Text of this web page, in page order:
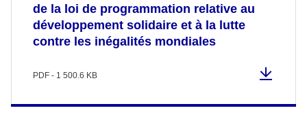
de la loi de programmation relative au
développement solidaire et à la lutte
contre les inégalités mondiales
PDF - 1 500.6 KB